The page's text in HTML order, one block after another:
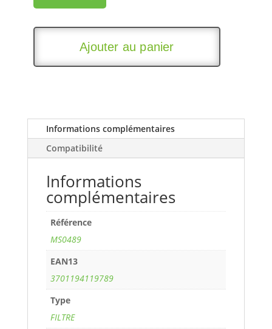
Filtre
à
CAGIVA
années
00>
ref.
Ajouter au panier
Informations complémentaires
Compatibilité
Informations
complémentaires
Référence
MS0489
EAN13
3701194119789
Type
FILTRE